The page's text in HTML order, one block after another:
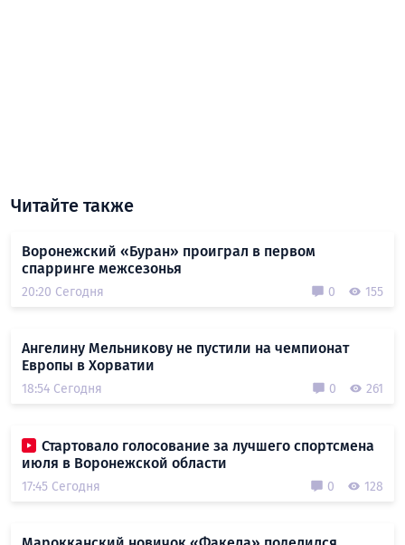
Читайте также
Воронежский «Буран» проиграл в первом
спарринге межсезонья
20:20 Сегодня 0 155
Ангелину Мельникову не пустили на чемпионат
Европы в Хорватии
18:54 Сегодня 0 261
Стартовало голосование за лучшего спортсмена
июля в Воронежской области
17:45 Сегодня 0 128